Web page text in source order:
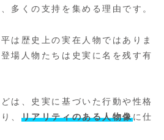
多くの支持を集める理由です。
は歴史上の実在人物ではありま
場人物たちは史実に名を残す有
は、史実に基づいた行動や性格
、 リアリティのある人物像に仕